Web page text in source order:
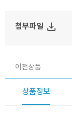
첨부파일 file_download
이전상품
상품정보